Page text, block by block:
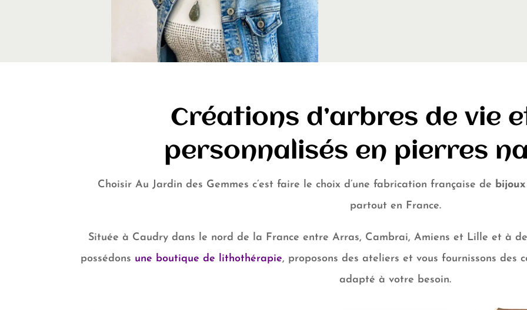
Créations d’arbres de vie
personnalisés en pierres
Choisir Au Jardin des Gemmes c’est faire le choix d’une fabrication française de
partout en France.
Située à Caudry dans le nord de la France entre Arras, Cambrai, Amiens et Lille et à
possédons une boutique de lithothérapie, proposons des ateliers et vous fournissons des
adapté à votre besoin.